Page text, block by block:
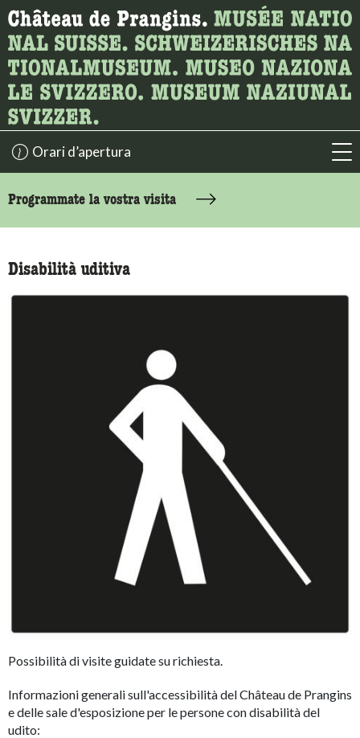
Ricerca
Qui è possibile cercare i contenuti della pagina.
Orari d’apertura
Programmate la vostra visita
Disabilità uditiva
Possibilità di visite guidate su richiesta.
Informazioni generali sull'accessibilità del Château de Prangins
e delle sale d'esposizione per le persone con disabilità del
udito: